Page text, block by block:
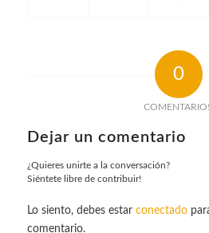
0
Dejar un comentario
¿Quieres unirte a la conversación?
Siéntete libre de contribuir!
Lo siento, debes estar conectado
comentario.